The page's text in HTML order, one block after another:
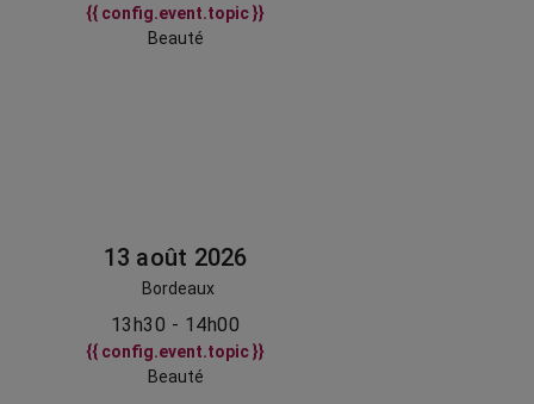
{{ config.event.topic }}
Beauté
13 août 2026
Bordeaux
13h30 - 14h00
{{ config.event.topic }}
Beauté